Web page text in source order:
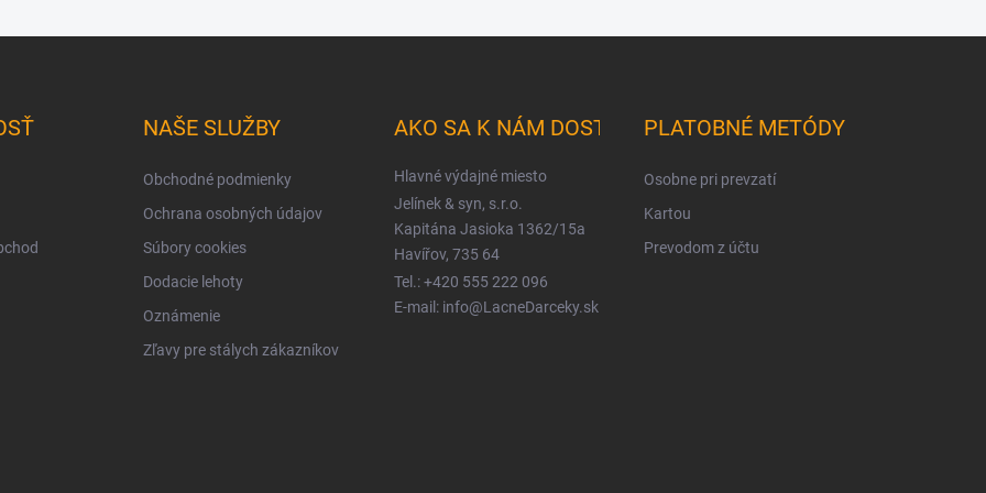
NAŠE SLUŽBY
Obchodné podmienky
Ochrana osobných údajov
Súbory cookies
Dodacie lehoty
Oznámenie
Zľavy pre stálych zákazníkov
AKO SA K NÁM DOSTANETE
Hlavné výdajné miesto
Jelínek & syn, s.r.o.
Kapitána Jasioka 1362/15a
Havířov, 735 64
Tel.: +420 555 222 096
E-mail: info@LacneDarceky.sk
PLATOBNÉ METÓDY
Osobne pri prevzatí
Kartou
Prevodom z účtu